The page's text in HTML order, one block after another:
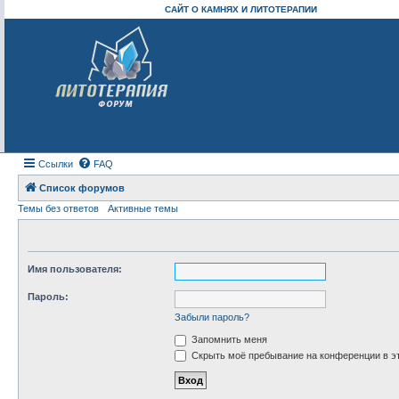
САЙТ О КАМНЯХ И ЛИТОТЕРАПИИ
Ссылки FAQ
Список форумов
Темы без ответов
Активные темы
Имя пользователя:
Пароль:
Забыли пароль?
Запомнить меня
Скрыть моё пребывание на конференции в